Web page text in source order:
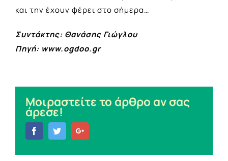
και την έχουν φέρει στο σήμερα…
Συντάκτης: Θανάσης Γιώγλου
Πηγή: www.ogdoo.gr
Μοιραστείτε το άρθρο αν σας
άρεσε!
FacebookTwitter